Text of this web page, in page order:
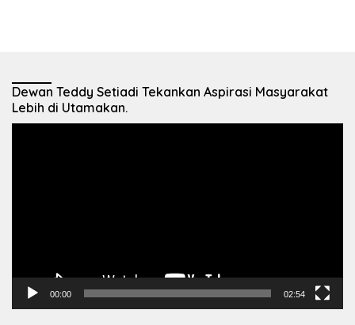
Dewan Teddy Setiadi Tekankan Aspirasi Masyarakat
Lebih di Utamakan.
00:00 02:54